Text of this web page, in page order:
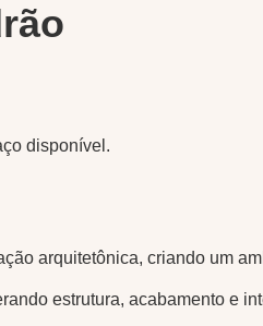
disponível.
arquitetônica, criando um
estrutura, acabamento e